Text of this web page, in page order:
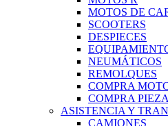
MOTOS DE
SCOOTERS
DESPIECES
NEUMÁTICOS
REMOLQUES
COMPRA
COMPRA
ASISTENCIA Y
CAMIONES